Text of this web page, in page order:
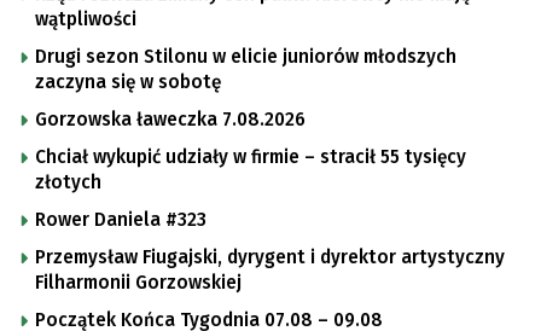
wątpliwości
Drugi sezon Stilonu w elicie juniorów młodszych
zaczyna się w sobotę
Gorzowska ławeczka 7.08.2026
Chciał wykupić udziały w firmie – stracił 55 tysięcy
złotych
Rower Daniela #323
Przemysław Fiugajski, dyrygent i dyrektor artystyczny
Filharmonii Gorzowskiej
Początek Końca Tygodnia 07.08 – 09.08